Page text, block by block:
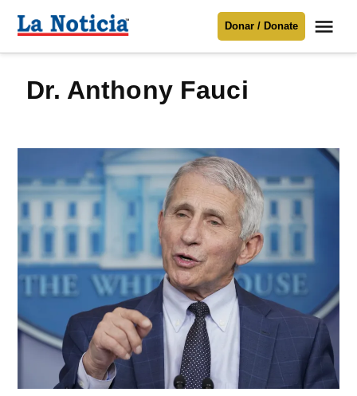
Para mantenerte informado necesitamos
contenido
Noticia
Donar / Donate
Dr. Anthony Fauci